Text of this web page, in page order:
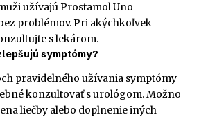
užívajú Prostamol Uno
problémov. Pri akýchkoľvek
s lekárom.
symptómy?
pravidelného užívania symptómy
konzultovať s urológom. Možno
liečby alebo doplnenie iných